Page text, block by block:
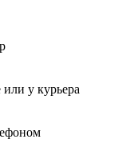
у курьера